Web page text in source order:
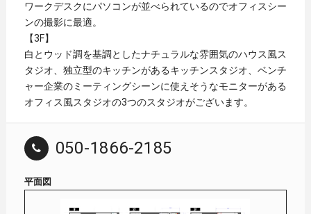
ワークデスクにパソコンが並べられているのでオフィスシー
ンの撮影に最適。
【3F】
白とウッド調を基調としたナチュラルな雰囲気のハウス風ス
タジオ、独立型のキッチンがあるキッチンスタジオ、ベンチ
ャー企業のミーティングシーンに使えそうなモニターがある
オフィス風スタジオの3つのスタジオがございます。
050-1866-2185
平面図